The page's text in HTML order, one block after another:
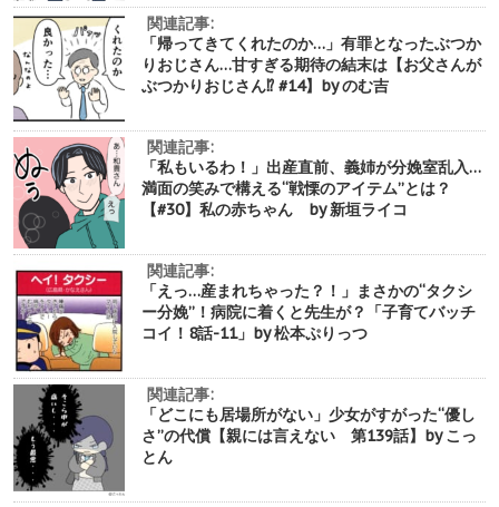
関連記事:
「帰ってきてくれたのか…」有罪となったぶつか
りおじさん…甘すぎる期待の結末は【お父さんが
ぶつかりおじさん⁉︎ #14】by のむ吉
関連記事:
「私もいるわ！」出産直前、義姉が分娩室乱入…
満面の笑みで構える“戦慄のアイテム”とは？
【#30】私の赤ちゃん by 新垣ライコ
関連記事:
「えっ…産まれちゃった？！」まさかの“タクシ
ー分娩”！病院に着くと先生が？「子育てバッチ
コイ！8話-11」by 松本ぷりっつ
関連記事:
「どこにも居場所がない」少女がすがった“優し
さ”の代償【親には言えない 第139話】by こっ
とん